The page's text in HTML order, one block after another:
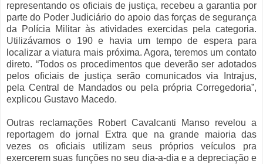
representando os oficiais de justiça, recebeu a garantia por
parte do Poder Judiciário do apoio das forças de segurança
da Polícia Militar às atividades exercidas pela categoria.
Utilizávamos o 190 e havia um tempo de espera para
localizar a viatura mais próxima. Agora, teremos um contato
direto. “Todos os procedimentos que deverão ser adotados
pelos oficiais de justiça serão comunicados via Intrajus,
pela Central de Mandados ou pela própria Corregedoria”,
explicou Gustavo Macedo.
Outras reclamações Robert Cavalcanti Manso revelou a
reportagem do jornal Extra que na grande maioria das
vezes os oficiais utilizam seus próprios veículos pra
exercerem suas funções no seu dia-a-dia e a depreciação e